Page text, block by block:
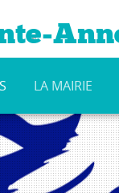
LA MAIRIE